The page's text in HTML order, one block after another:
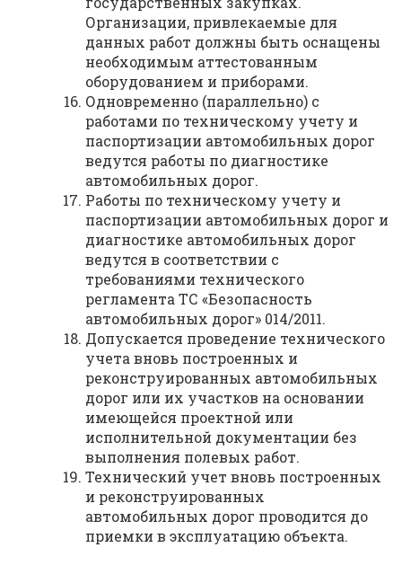
Организации, привлекаемые для
данных работ должны быть оснащены
необходимым аттестованным
оборудованием и приборами.
Одновременно (параллельно) с
работами по техническому учету и
паспортизации автомобильных дорог
ведутся работы по диагностике
автомобильных дорог.
Работы по техническому учету и
паспортизации автомобильных дорог и
диагностике автомобильных дорог
ведутся в соответствии с
требованиями технического
регламента ТС «Безопасность
автомобильных дорог» 014/2011.
Допускается проведение технического
учета вновь построенных и
реконструированных автомобильных
дорог или их участков на основании
имеющейся проектной или
исполнительной документации без
выполнения полевых работ.
Технический учет вновь построенных
и реконструированных
автомобильных дорог проводится до
приемки в эксплуатацию объекта.